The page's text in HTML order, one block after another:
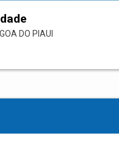
DO PIAUI